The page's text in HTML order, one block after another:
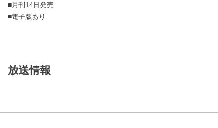
■月刊14日発売
■電子版あり
放送情報